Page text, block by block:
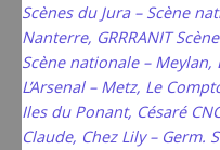
Scènes du Jura – Scène
Nanterre, GRRRANIT
Scène nationale – Meylan,
L’Arsenal – Metz, Le
Iles du Ponant, Césaré
Claude, Chez Lily – Germ.